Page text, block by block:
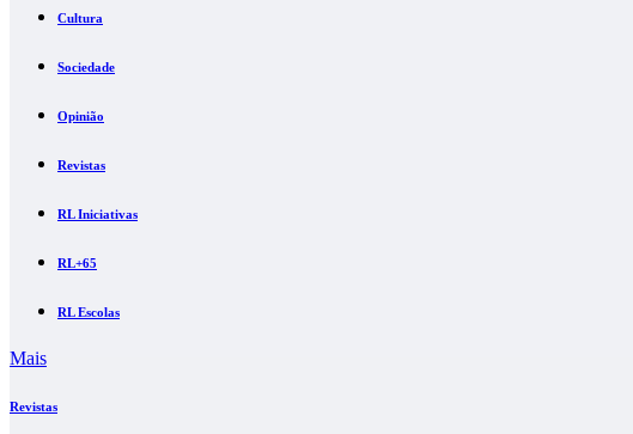
Cultura
Sociedade
Opinião
Revistas
RL Iniciativas
RL+65
RL Escolas
Mais
Revistas